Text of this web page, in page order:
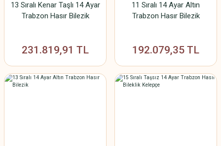
13 Sıralı Kenar Taşlı 14 Ayar
Trabzon Hasır Bilezik
231.819,91 TL
11 Sıralı 14 Ayar Altın
Trabzon Hasır Bilezik
192.079,35 TL